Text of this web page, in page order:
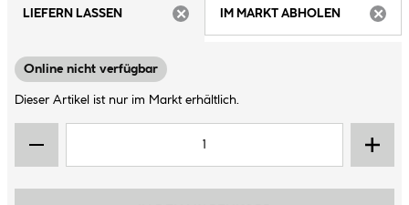
LIEFERN LASSEN
IM MARKT ABHOLEN
Online nicht verfügbar
Dieser Artikel ist nur im Markt erhältlich.